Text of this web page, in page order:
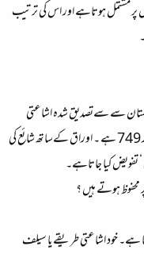
ہندسوں پر مشتمل ہوتاہے اور اس کی ترتیب
سے سےتصدیق شدہ اشاعتی
ادارہ ہے جس کا پاکستان میں رجسٹرڈ پبلشر نمبر 7868 اور 749 ہے ۔ اوراق کےساتھ شائع کی
تفویض کیا جاتاہے۔
ہوتے ہیں ؟
ہے۔ خود اشاعتی طریقے یا سیلف